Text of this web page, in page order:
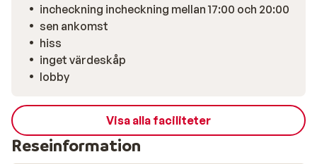
incheckning incheckning mellan 17:00 och 20:00
sen ankomst
hiss
inget värdeskåp
lobby
Visa alla faciliteter
Reseinformation